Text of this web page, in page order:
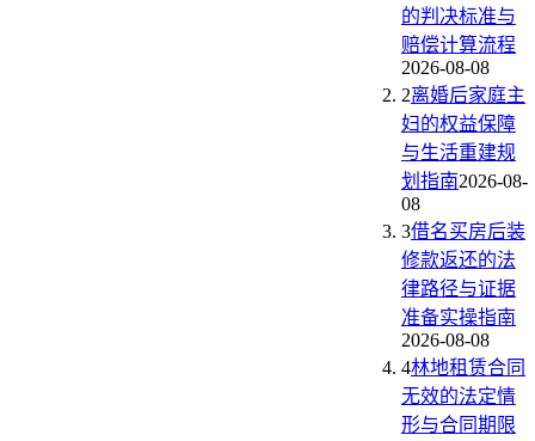
的判决标准与
赔偿计算流程
2026-08-08
2离婚后家庭主
妇的权益保障
与生活重建规
划指南2026-08-
08
3借名买房后装
修款返还的法
律路径与证据
准备实操指南
2026-08-08
4林地租赁合同
无效的法定情
形与合同期限